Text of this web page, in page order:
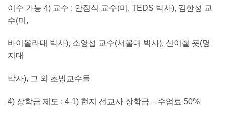
이수 가능 4) 교수 : 안점식 교수(미 , TEDS 박사), 김한성 교
수(미 ,
바이올라대 박사), 소영섭 교수(서울대 박사), 신이철 굣(명
지대
박사), 그 외 초빙교수들
4) 장학금 제도 : 4-1) 현지 선교사 장학금 – 수업료 50%